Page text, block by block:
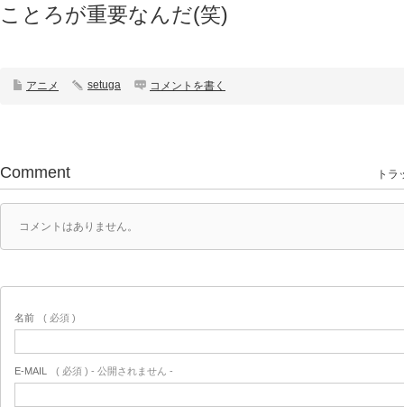
ことろが重要なんだ(笑)
アニメ setuga コメントを書く
Comment トラ
コメントはありません。
名前 ( 必須 )
E-MAIL ( 必須 ) - 公開されません -